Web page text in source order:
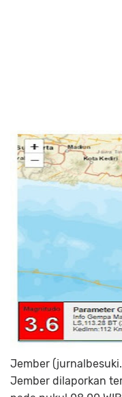
Jember
Jember dilaporkan